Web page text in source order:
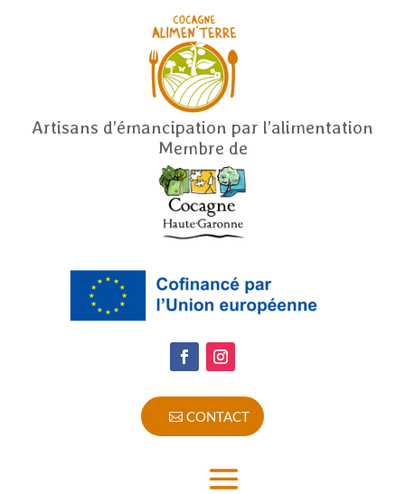
Artisans d’émancipation par l’alimentation
Membre de
CONTACT